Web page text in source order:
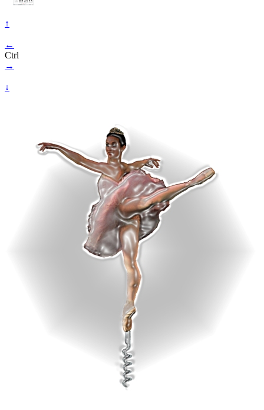
↑
←
Ctrl
→
↓